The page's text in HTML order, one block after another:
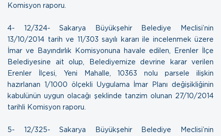
Komisyon raporu.
4- 12/324- Sakarya Büyükşehir Belediye Meclisi’nin
13/10/2014 tarih ve 11/303 sayılı kararı ile incelenmek üzere
İmar ve Bayındırlık Komisyonuna havale edilen, Erenler İlçe
Belediyesine ait olup, Belediyemize devrine karar verilen
Erenler İlçesi, Yeni Mahalle, 10363 nolu parsele ilişkin
hazırlanan 1/1000 ölçekli Uygulama İmar Planı değişikliğinin
kabulünün uygun olacağı şeklinde tanzim olunan 27/10/2014
tarihli Komisyon raporu.
5- 12/325- Sakarya Büyükşehir Belediye Meclisi’nin